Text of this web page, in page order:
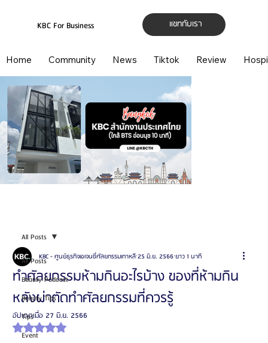
แชทกับเรา
KBC For Business
Home Community News Tiktok Review
All Posts
Beauty Podcast
Beauty Tips
Tips
Event
All Posts
ทำศัลยกรรมห้ามกินอะไรบ้าง ของที่ห้ามกิน
หลังผ่าตัดทำศัลยกรรมที่ควรรู้
KBC - ศูนย์ธุรกิจเอเจนซี่ศัลยกรรมเกาหลี25 มิ.ย. 2566ยาว 1 นาที
อัปเดตเมื่อ 27 มิ.ย. 2566
ได้รับ NaN เต็ม 5 ดาว